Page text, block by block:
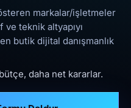
markalar/işletmeler
teknik altyapıyı
butik dijital danışmanlık
daha net kararlar.